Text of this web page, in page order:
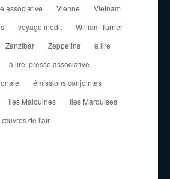
associative Vienne
Vietnam
voyage inédit
William Turner
Zanzibar Zeppelins
à lire
à lire; presse associative
émissions conjointes
îles Malouines
îles Marquises
œuvres de l'air